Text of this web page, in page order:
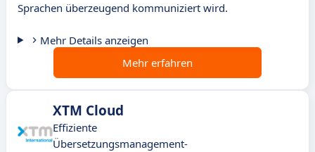
Sprachen überzeugend kommuniziert wird.
Mehr Details anzeigen
Mehr erfahren
XTM Cloud
Effiziente
Übersetzungsmanagement-